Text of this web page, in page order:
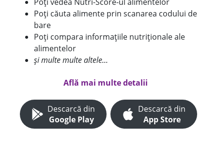
Poți căuta alimente prin scanarea codului de
bare
Poți compara informațiile nutriționale ale
alimentelor
și multe multe altele...
Află mai multe detalii
Descarcă din
Google Play
Descarcă din
App Store